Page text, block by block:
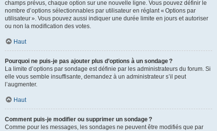
champs prévus, chaque option sur une nouvelle ligne. Vous pouvez définir le
nombre d’options sélectionnables par utilisateur en réglant « Options par
utilisateur ». Vous pouvez aussi indiquer une durée limite en jours et autoriser
ou non la modification des votes.
Haut
Pourquoi ne puis-je pas ajouter plus d’options à un sondage ?
La limite d’options par sondage est définie par les administrateurs du forum. Si
elle vous semble insuffisante, demandez à un administrateur s’il peut
l’augmenter.
Haut
Comment puis-je modifier ou supprimer un sondage ?
Comme pour les messages, les sondages ne peuvent être modifiés que par